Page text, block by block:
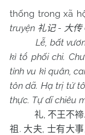
thống trong xã
truyện 礼记- 大传
Lễ, bất
kì tổ phối chi. Chư
tỉnh vu kì quân,
tôn dã. Hạ trị tử
thực. Tự dĩ chiêu
礼,不王不禘.
祖 . 大夫, 士有大事